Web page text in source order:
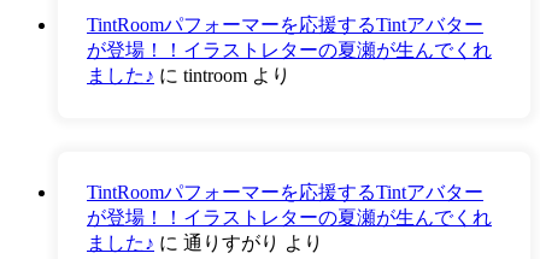
TintRoomパフォーマーを応援するTintアバター
が登場！！イラストレターの夏瀬が生んでくれ
ました♪ に tintroom より
TintRoomパフォーマーを応援するTintアバター
が登場！！イラストレターの夏瀬が生んでくれ
ました♪ に 通りすがり より